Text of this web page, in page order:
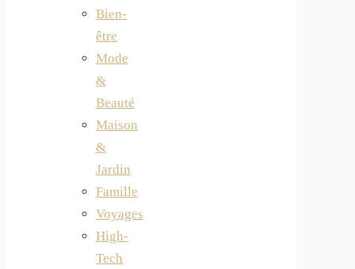
Bien-
être
Mode
&
Beauté
Maison
&
Jardin
Famille
Voyages
High-
Tech